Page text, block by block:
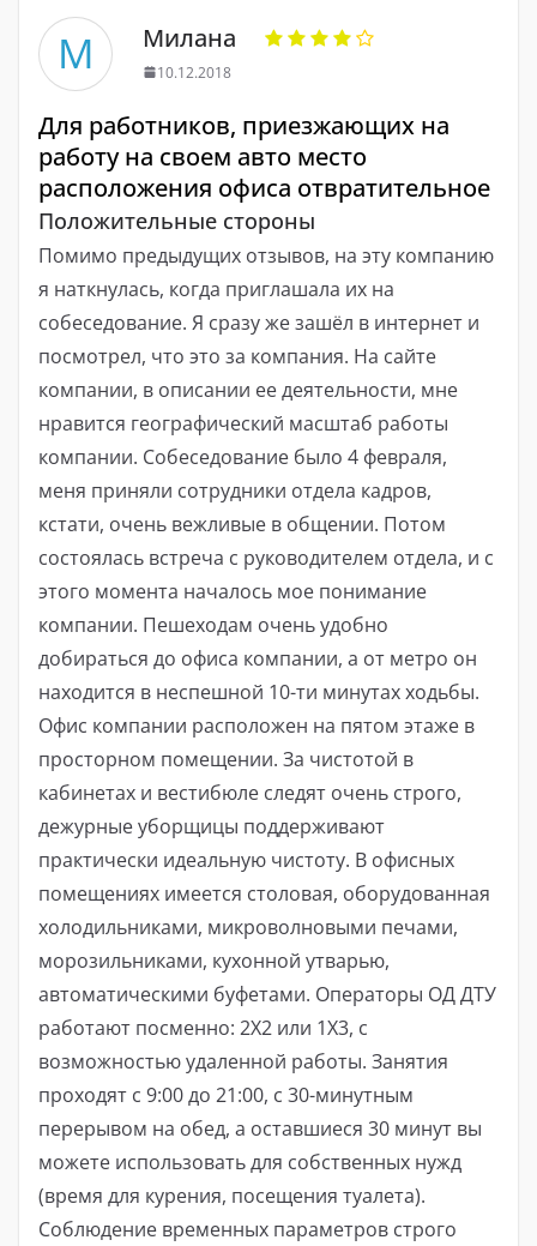
М Милана
10.12.2018
Для работников, приезжающих на
работу на своем авто место
расположения офиса отвратительное
Положительные стороны
Помимо предыдущих отзывов, на эту компанию
я наткнулась, когда приглашала их на
собеседование. Я сразу же зашёл в интернет и
посмотрел, что это за компания. На сайте
компании, в описании ее деятельности, мне
нравится географический масштаб работы
компании. Собеседование было 4 февраля,
меня приняли сотрудники отдела кадров,
кстати, очень вежливые в общении. Потом
состоялась встреча с руководителем отдела, и с
этого момента началось мое понимание
компании. Пешеходам очень удобно
добираться до офиса компании, а от метро он
находится в неспешной 10-ти минутах ходьбы.
Офис компании расположен на пятом этаже в
просторном помещении. За чистотой в
кабинетах и ​​вестибюле следят очень строго,
дежурные уборщицы поддерживают
практически идеальную чистоту. В офисных
помещениях имеется столовая, оборудованная
холодильниками, микроволновыми печами,
морозильниками, кухонной утварью,
автоматическими буфетами. Операторы ОД ДТУ
работают посменно: 2Х2 или 1Х3, с
возможностью удаленной работы. Занятия
проходят с 9:00 до 21:00, с 30-минутным
перерывом на обед, а оставшиеся 30 минут вы
можете использовать для собственных нужд
(время для курения, посещения туалета).
Соблюдение временных параметров строго